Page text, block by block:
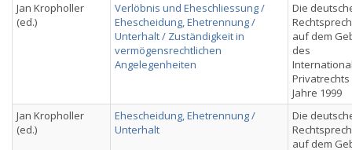
Jan Kropholler
(ed.)
Verlöbnis und Eheschliessung /
Ehescheidung, Ehetrennung /
Unterhalt / Zuständigkeit in
vermögensrechtlichen
Angelegenheiten
Die
auf dem
des
Privatrechts
Jahre 1999
Jan Kropholler
(ed.)
Ehescheidung, Ehetrennung /
Unterhalt
Die
auf dem